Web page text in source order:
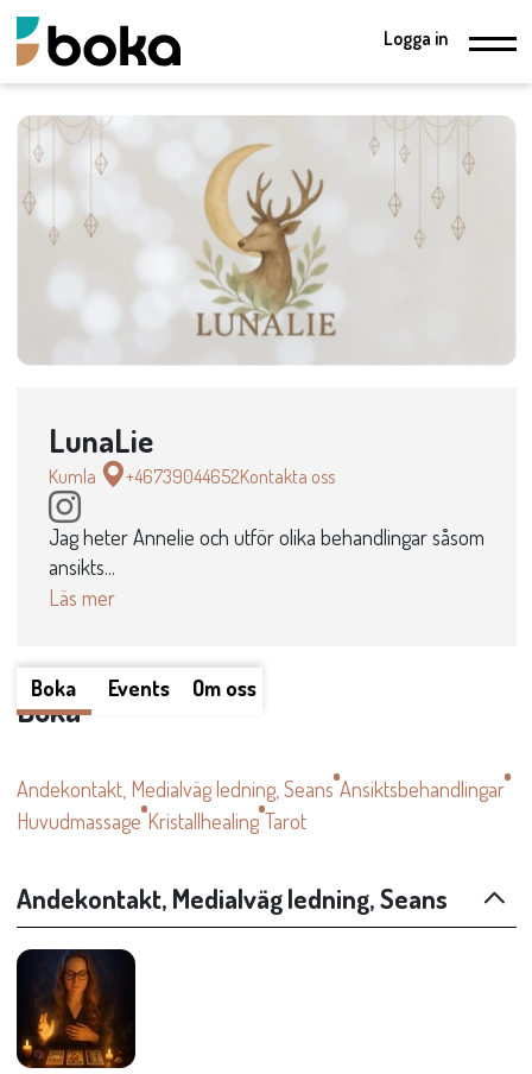
Logga in
LunaLie
Kumla +46739044652Kontakta oss
Jag heter Annelie och utför olika behandlingar såsom
ansikts...
Läs mer
Boka Events Om oss
Boka
Andekontakt, Medialväg ledning, Seans Ansiktsbehandlingar
Huvudmassage Kristallhealing Tarot
Andekontakt, Medialväg ledning, Seans